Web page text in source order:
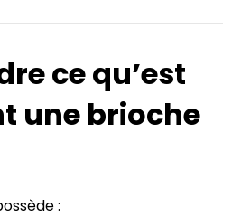
ce qu’est
une brioche
: